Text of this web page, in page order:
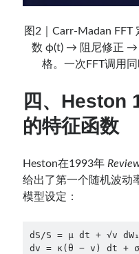
图2｜Carr-Madan
数 ϕ(t) → 阻尼修正 →
格。一次FFT调用
四、Heston
的特征函数
Heston在1993年
给出了第一个随机波动
模型设定：
dS/S = μ dt + √v dW₁
dv = κ(θ − v) dt +